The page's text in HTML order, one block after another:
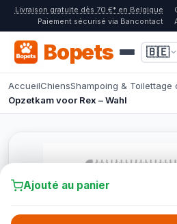
Livraison gratuite dès 70 €* en Belgique
Paiement sécurisé via Bancontact
Bopets 🇧🇪
AccueilChiensShampoing & Toilettage
Opzetkam voor Rex – Wahl
Ajouté au panier